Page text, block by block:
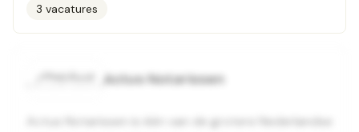
solution voor zakendoen in Europa. Welkom bij act
legal.
3 vacatures
Actus Notarissen
Actus Notarissen is één van de grotere Nederlandse